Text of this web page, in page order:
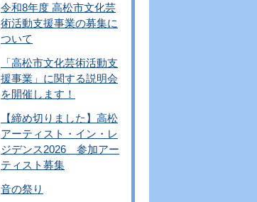
令和8年度 高松市文化芸
術活動支援事業の募集に
ついて
「高松市文化芸術活動支
援事業」に関する説明会
を開催します！
【締め切りました】高松
アーティスト・イン・レ
ジデンス2026 参加アー
ティスト募集
音の祭り